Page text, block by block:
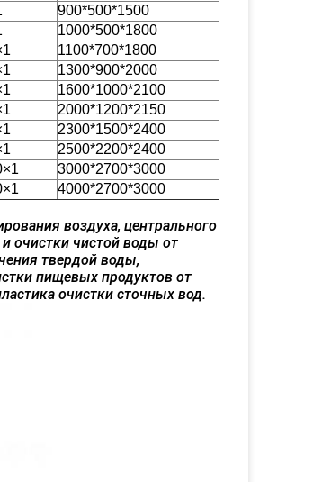
900*500*1500
1000*500*1800
1
1100*700*1800
1
1300*900*2000
1
1600*1000*2100
1
2000*1200*2150
1
2300*1500*2400
1
2500*2200*2400
×1
3000*2700*3000
×1 4000*2700*3000
воздуха, центрального
очистки чистой воды от
твердой воды,
пищевых продуктов от
очистки сточных вод.